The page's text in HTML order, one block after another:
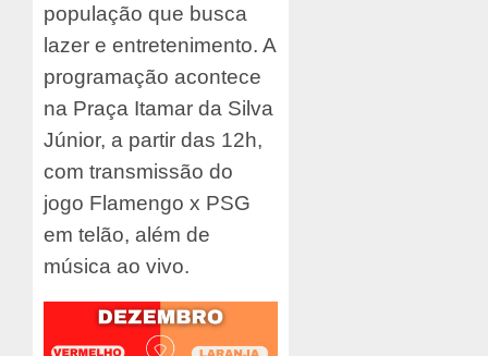
população que busca
lazer e entretenimento. A
programação acontece
na Praça Itamar da Silva
Júnior, a partir das 12h,
com transmissão do
jogo Flamengo x PSG
em telão, além de
música ao vivo.